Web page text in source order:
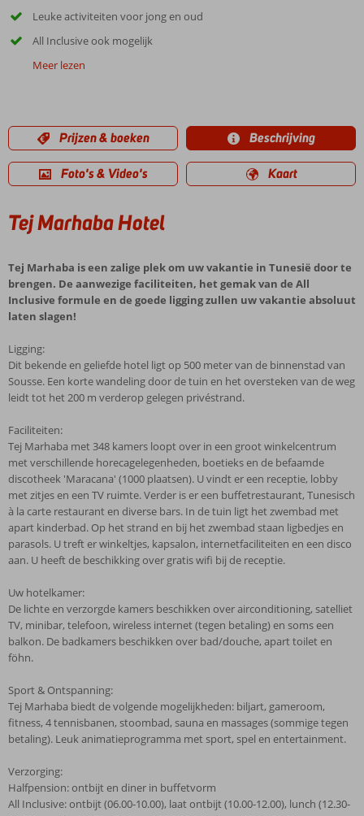
Leuke activiteiten voor jong en oud
All Inclusive ook mogelijk
Meer lezen
Prijzen & boeken Beschrijving
Foto's & Video's Kaart
Tej Marhaba Hotel
Tej Marhaba is een zalige plek om uw vakantie in Tunesië door te
brengen. De aanwezige faciliteiten, het gemak van de All
Inclusive formule en de goede ligging zullen uw vakantie absoluut
laten slagen!
Ligging:
Dit bekende en geliefde hotel ligt op 500 meter van de binnenstad van
Sousse. Een korte wandeling door de tuin en het oversteken van de weg
leidt tot het 200 m verderop gelegen privéstrand.
Faciliteiten:
Tej Marhaba met 348 kamers loopt over in een groot winkelcentrum
met verschillende horecagelegenheden, boetieks en de befaamde
discotheek 'Maracana' (1000 plaatsen). U vindt er een receptie, lobby
met zitjes en een TV ruimte. Verder is er een buffetrestaurant, Tunesisch
à la carte restaurant en diverse bars. In de tuin ligt het zwembad met
apart kinderbad. Op het strand en bij het zwembad staan ligbedjes en
parasols. U treft er winkeltjes, kapsalon, internetfaciliteiten en een disco
aan. U heeft de beschikking over gratis wifi bij de receptie.
Uw hotelkamer:
De lichte en verzorgde kamers beschikken over airconditioning, satelliet
TV, minibar, telefoon, wireless internet (tegen betaling) en soms een
balkon. De badkamers beschikken over bad/douche, apart toilet en
föhn.
Sport & Ontspanning:
Tej Marhaba biedt de volgende mogelijkheden: biljart, gameroom,
fitness, 4 tennisbanen, stoombad, sauna en massages (sommige tegen
betaling). Leuk animatieprogramma met sport, spel en entertainment.
Verzorging:
Halfpension: ontbijt en diner in buffetvorm
All Inclusive: ontbijt (06.00-10.00), laat ontbijt (10.00-12.00), lunch (12.30-